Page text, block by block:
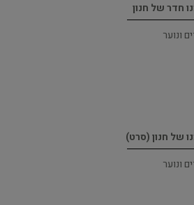
חדר של חנון
ונוער
של חנון (סרט)
ונוער